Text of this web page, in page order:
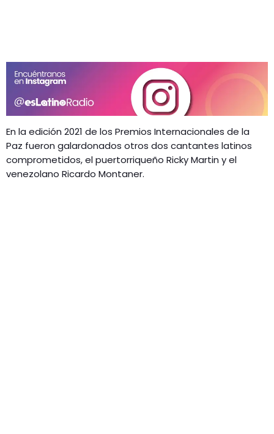
En la edición 2021 de los Premios Internacionales de la
Paz fueron galardonados otros dos cantantes latinos
comprometidos, el puertorriqueño Ricky Martin y el
venezolano Ricardo Montaner.